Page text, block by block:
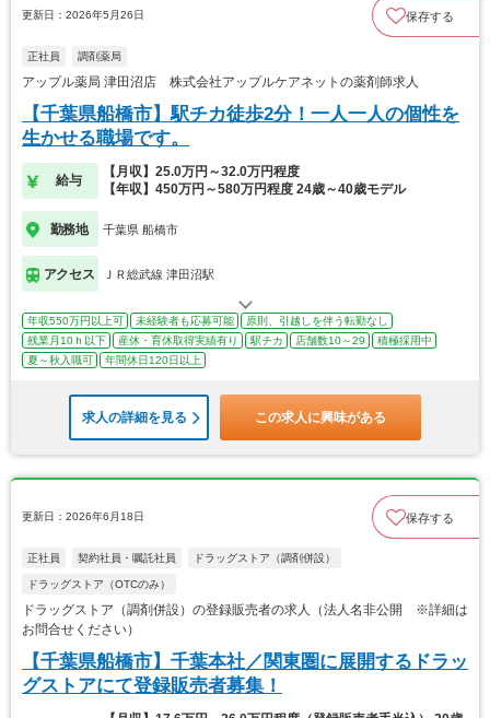
更新日：2026年5月26日 保存する
正社員 調剤薬局
アップル薬局 津田沼店 株式会社アップルケアネットの薬剤師求人
【千葉県船橋市】駅チカ徒歩2分！一人一人の個性を
生かせる職場です。
給与
【月収】25.0万円～32.0万円程度
【年収】450万円～580万円程度 24歳～40歳モデル
勤務地 千葉県 船橋市
アクセス ＪＲ総武線 津田沼駅
年収550万円以上可 未経験者も応募可能
原則、引越しを伴う転勤なし
残業月10ｈ以下
産休・育休取得実績有り 駅チカ 店舗数10～29
積極採用中
夏～秋入職可
年間休日120日以上
求人の詳細を見る この求人に興味がある
更新日：2026年6月18日 保存する
正社員 契約社員・嘱託社員 ドラッグストア（調剤併設）
ドラッグストア（OTCのみ）
ドラッグストア（調剤併設）の登録販売者の求人（法人名非公開 ※詳細は
お問合せください）
【千葉県船橋市】千葉本社／関東圏に展開するドラッ
グストアにて登録販売者募集！